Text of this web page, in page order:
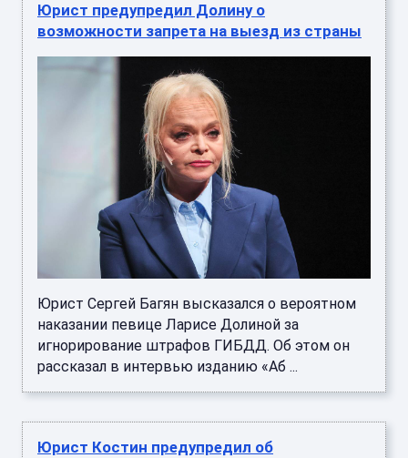
Юрист предупредил Долину о
возможности запрета на выезд из страны
Юрист Сергей Багян высказался о вероятном
наказании певице Ларисе Долиной за
игнорирование штрафов ГИБДД. Об этом он
рассказал в интервью изданию «Аб ...
Юрист Костин предупредил об